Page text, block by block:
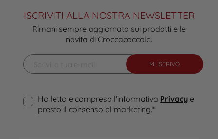
ISCRIVITI ALLA NOSTRA NEWSLETTER
Rimani sempre aggiornato sui prodotti e le
novità di Croccacoccole.
MI ISCRIVO
Ho letto e compreso l'informativa Privacye
presto il consenso al marketing.*